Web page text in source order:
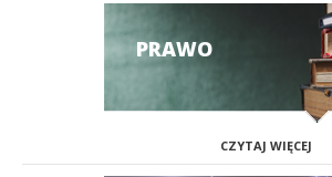
PRAWO
CZYTAJ WIĘCEJ